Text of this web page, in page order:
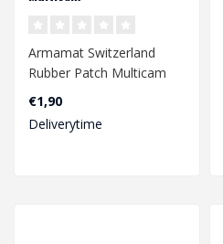
Armamat Switzerland
Rubber Patch Multicam
€1,90
Deliverytime